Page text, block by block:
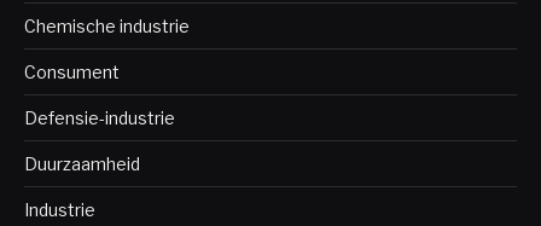
Chemische industrie
Consument
Defensie-industrie
Duurzaamheid
Industrie